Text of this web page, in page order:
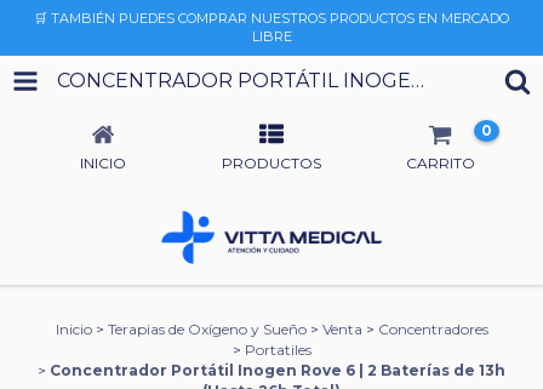
🛒 TAMBIÉN PUEDES COMPRAR NUESTROS PRODUCTOS EN MERCADO
LIBRE
CONCENTRADOR PORTÁTIL INOGEN ROVE 6 | 2 BATERÍAS DE 13H (HASTA 26H TOTAL)
INICIO PRODUCTOS CARRITO
0
Inicio > Terapias de Oxígeno y Sueño > Venta > Concentradores
> Portatiles
> Concentrador Portátil Inogen Rove 6 | 2 Baterías de 13h